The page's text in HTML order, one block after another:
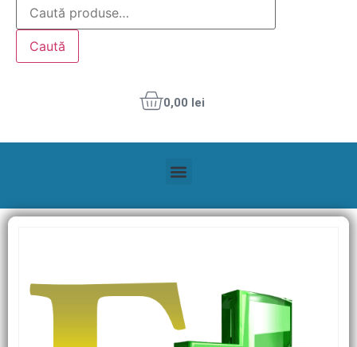
Caută
0,00 lei